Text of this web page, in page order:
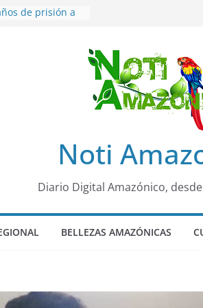
de prisión a
dormir mal en
Panamazónico, d
de la Amazonía
Noti
Diario Digital Amazónico,
BELLEZAS AMAZÓNICAS